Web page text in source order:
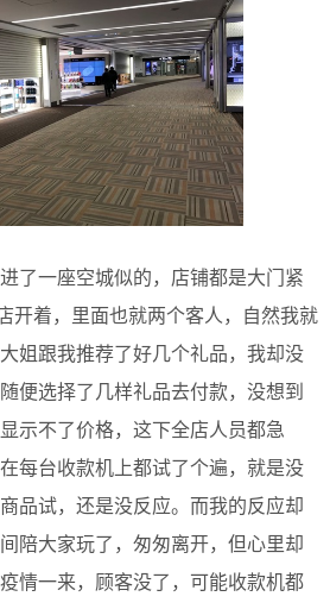
了一座空城似的，店铺都是大门紧
开着，里面也就两个客人，自然我就
姐跟我推荐了好几个礼品，我却没
便选择了几样礼品去付款，没想到
示不了价格，这下全店人员都急
每台收款机上都试了个遍，就是没
品试，还是没反应。而我的反应却
陪大家玩了，匆匆离开，但心里却
情一来，顾客没了，可能收款机都